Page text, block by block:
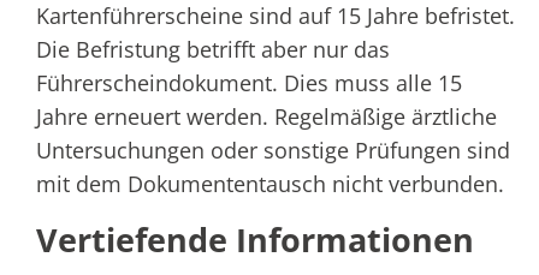
Kartenführerscheine sind auf 15 Jahre befristet.
Die Befristung betrifft aber nur das
Führerscheindokument. Dies muss alle 15
Jahre erneuert werden. Regelmäßige ärztliche
Untersuchungen oder sonstige Prüfungen sind
mit dem Dokumententausch nicht verbunden.
Vertiefende Informationen